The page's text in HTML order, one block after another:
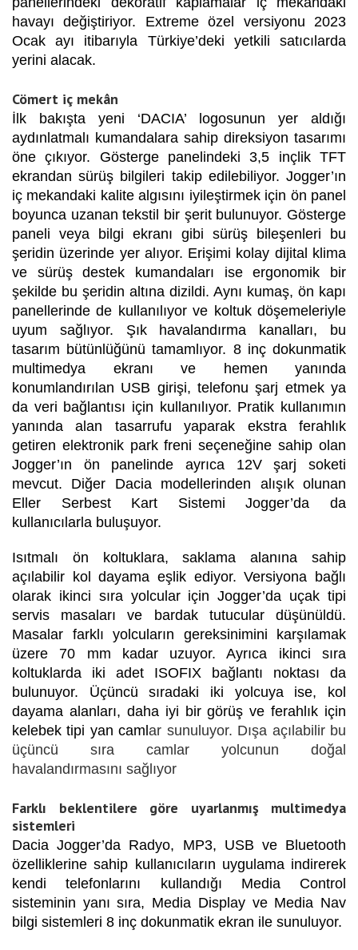
havayı değiştiriyor. Extreme özel versiyonu 2023
Ocak ayı itibarıyla Türkiye’deki yetkili satıcılarda
yerini alacak.
Cömert iç mekân
İlk bakışta yeni ‘DACIA’ logosunun yer aldığı
aydınlatmalı kumandalara sahip direksiyon tasarımı
öne çıkıyor. Gösterge panelindeki 3,5 inçlik TFT
ekrandan sürüş bilgileri takip edilebiliyor. Jogger’ın
iç mekandaki kalite algısını iyileştirmek için ön panel
boyunca uzanan tekstil bir şerit bulunuyor. Gösterge
paneli veya bilgi ekranı gibi sürüş bileşenleri bu
şeridin üzerinde yer alıyor. Erişimi kolay dijital klima
ve sürüş destek kumandaları ise ergonomik bir
şekilde bu şeridin altına dizildi. Aynı kumaş, ön kapı
panellerinde de kullanılıyor ve koltuk döşemeleriyle
uyum sağlıyor. Şık havalandırma kanalları, bu
tasarım bütünlüğünü tamamlıyor. 8 inç dokunmatik
multimedya ekranı ve hemen yanında
konumlandırılan USB girişi, telefonu şarj etmek ya
da veri bağlantısı için kullanılıyor. Pratik kullanımın
yanında alan tasarrufu yaparak ekstra ferahlık
getiren elektronik park freni seçeneğine sahip olan
Jogger’ın ön panelinde ayrıca 12V şarj soketi
mevcut. Diğer Dacia modellerinden alışık olunan
Eller Serbest Kart Sistemi Jogger’da da
kullanıcılarla buluşuyor.
Isıtmalı ön koltuklara, saklama alanına sahip
açılabilir kol dayama eşlik ediyor. Versiyona bağlı
olarak ikinci sıra yolcular için Jogger’da uçak tipi
servis masaları ve bardak tutucular düşünüldü.
Masalar farklı yolcuların gereksinimini karşılamak
üzere 70 mm kadar uzuyor. Ayrıca ikinci sıra
koltuklarda iki adet ISOFIX bağlantı noktası da
bulunuyor. Üçüncü sıradaki iki yolcuya ise, kol
dayama alanları, daha iyi bir görüş ve ferahlık için
kelebek tipi yan camlar sunuluyor. Dışa açılabilir bu
üçüncü sıra camlar yolcunun doğal
havalandırmasını sağlıyor
Farklı beklentilere göre uyarlanmış multimedya
sistemleri
Dacia Jogger’da Radyo, MP3, USB ve Bluetooth
özelliklerine sahip kullanıcıların uygulama indirerek
kendi telefonlarını kullandığı Media Control
sisteminin yanı sıra, Media Display ve Media Nav
bilgi sistemleri 8 inç dokunmatik ekran ile sunuluyor.